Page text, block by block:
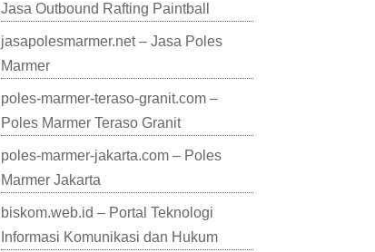
Jasa Outbound Rafting Paintball
jasapolesmarmer.net – Jasa Poles
Marmer
poles-marmer-teraso-granit.com –
Poles Marmer Teraso Granit
poles-marmer-jakarta.com – Poles
Marmer Jakarta
biskom.web.id – Portal Teknologi
Informasi Komunikasi dan Hukum